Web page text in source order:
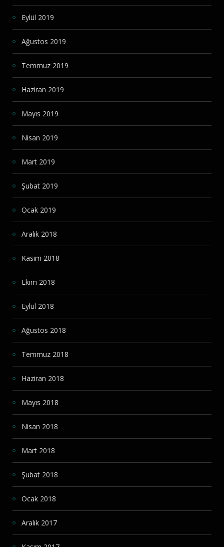
Eylül 2019
Ağustos 2019
Temmuz 2019
Haziran 2019
Mayıs 2019
Nisan 2019
Mart 2019
Şubat 2019
Ocak 2019
Aralık 2018
Kasım 2018
Ekim 2018
Eylül 2018
Ağustos 2018
Temmuz 2018
Haziran 2018
Mayıs 2018
Nisan 2018
Mart 2018
Şubat 2018
Ocak 2018
Aralık 2017